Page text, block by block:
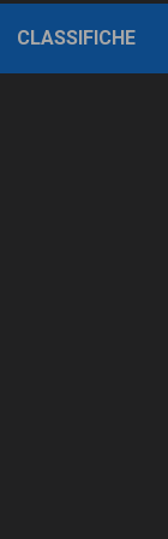
CLASSIFICHE